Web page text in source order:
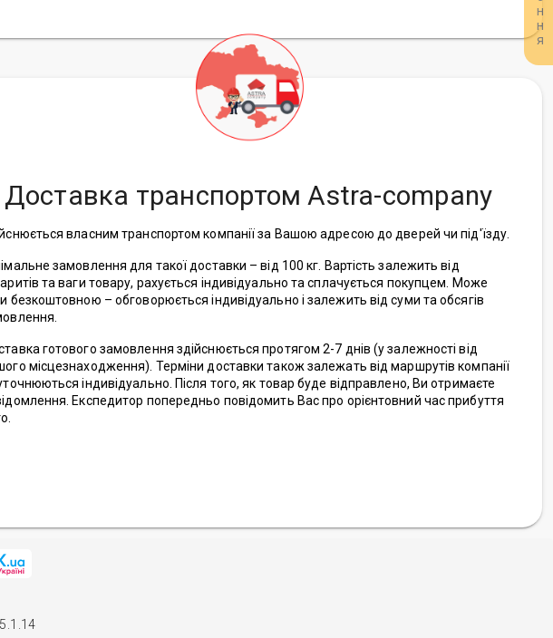
Доставка транспортом Astra-company
власним транспортом компанії за Вашою адресою до дверей чи під'їзду.
замовлення для такої доставки – від 100 кг. Вартість залежить від
та ваги товару, рахується індивідуально та сплачується покупцем. Може
безкоштовною – обговорюється індивідуально і залежить від суми та обсягів
готового замовлення здійснюється протягом 2-7 днів (у залежності від
місцезнаходження). Терміни доставки також залежать від маршрутів компанії
індивідуально. Після того, як товар буде відправлено, Ви отримаєте
Експедитор попередньо повідомить Вас про орієнтовний час прибуття